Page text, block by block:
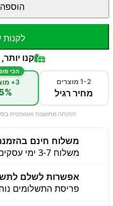
לקנות
קנו
1-2 מוצרים
מחיר רגיל
הכי
3+ מוצרים
ההנחה מחושבת אוטומטית
משלוח חינם בהזמנה
משלוח 3-7 ימי עסקים לכל הארץ
אפשרות לשלם
פריסת התשלומים